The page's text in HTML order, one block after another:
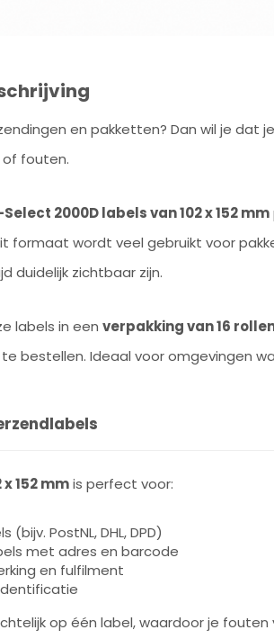
en pakketten? Dan wil je dat
fouten.
2000D labels van 102 x 152 mm
formaat wordt veel gebruikt voor
duidelijk zichtbaar zijn.
labels in een verpakking van 16
bestellen. Ideaal voor omgevingen
x 152 mmis perfect voor:
(bijv. PostNL, DHL, DPD)
met adres en barcode
en fulfilment
op één label, waardoor je fouten